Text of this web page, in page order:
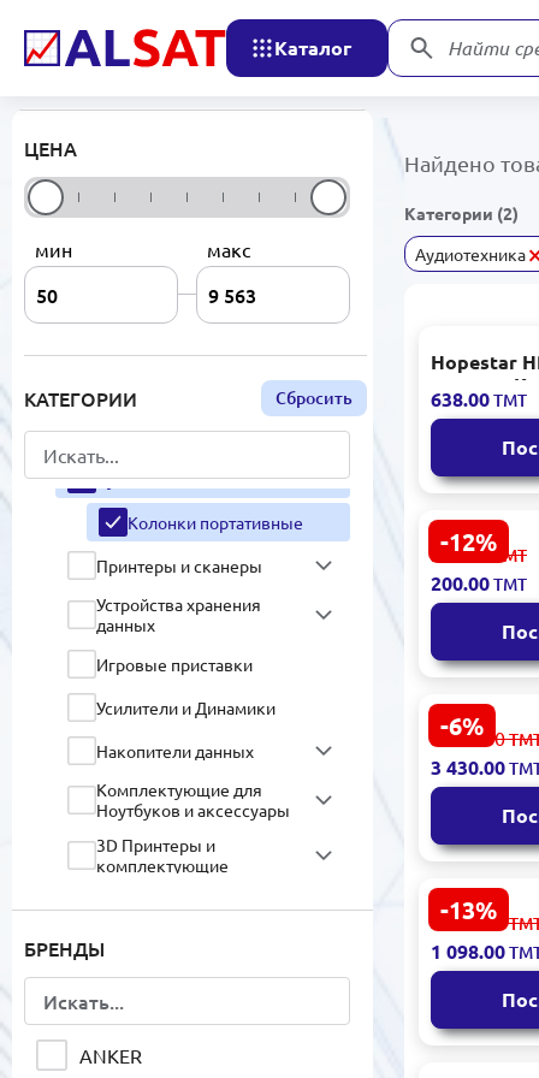
Каталог Найти
Сбросить
РАСПРОДАЖА
Аудиотехника
Колонки портативные
данных
Ноутбуков и аксессуары
комплектующие
компьютеры и
комплектующие
Моноблоки
Контроль доступа
Найдено
Категории (2)
Аудиотехника
Hopestar
колонка
638.00ТМТ
-12%
ELISTA
NRG-
228.00ТМТ
200.00ТМТ
-6%
Harman
Studio 6 |
Bluetooth
3 650.00
3 430.00
-13%
KOLAV
микрофон
1 274.00
1 098.00